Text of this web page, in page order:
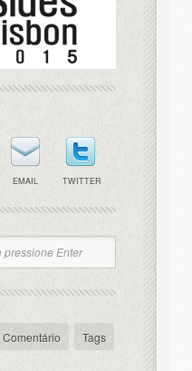
EMAIL TWITTER
Comentário Tags